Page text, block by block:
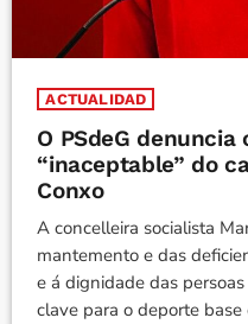
ACTUALIDAD
O PSdeG denuncia
“inaceptable” do
Conxo
A concelleira socialista
mantemento e das
e á dignidade das
clave para o deporte